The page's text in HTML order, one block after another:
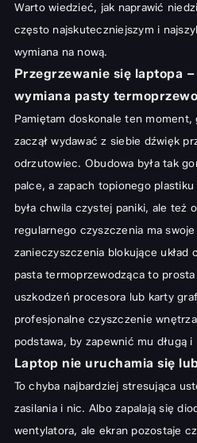
Warto wiedzieć, jak naprawić
często najskuteczniejszym i
wymiana na nową.
Przegrzewanie się laptopa
wymiana pasty
Pamiętam doskonale ten
zaczął wydawać z siebie dźwięk
odrzutowiec. Obudowa była tak
palce, a zapach topionego
była chwila czystej paniki, ale też
regularnego czyszczenia ma
zanieczyszczenia blokujące układ
pasta termoprzewodząca to
uszkodzeń procesora lub karty
profesjonalne czyszczenie
podstawa, by zapewnić mu długą i
Laptop nie uruchamia się
To chyba najbardziej stresująca
zasilania i nic. Albo zapalają się
wentylatora, ale ekran pozostaje